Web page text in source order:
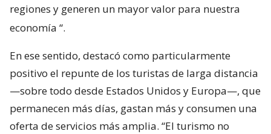
regiones y generen un mayor valor para nuestra
economía “.
En ese sentido, destacó como particularmente
positivo el repunte de los turistas de larga distancia
—sobre todo desde Estados Unidos y Europa—, que
permanecen más días, gastan más y consumen una
oferta de servicios más amplia. “El turismo no